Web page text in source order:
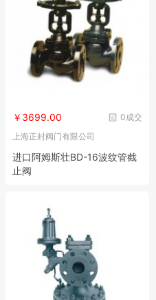
0成交
￥3699.00
上海正封阀门有限公司
进口阿姆斯壮BD-16波纹管截
止阀